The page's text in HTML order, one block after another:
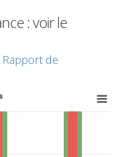
: voir le
Rapport de